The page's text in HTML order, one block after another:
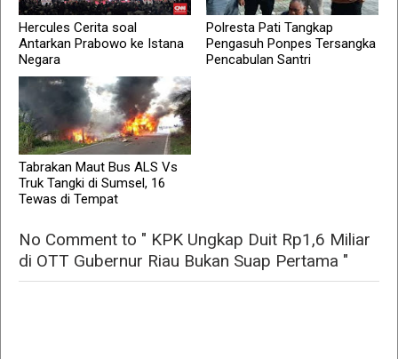
Hercules Cerita soal
Antarkan Prabowo ke Istana
Negara
Polresta Pati Tangkap
Pengasuh Ponpes Tersangka
Pencabulan Santri
Tabrakan Maut Bus ALS Vs
Truk Tangki di Sumsel, 16
Tewas di Tempat
No Comment to " KPK Ungkap Duit Rp1,6 Miliar
di OTT Gubernur Riau Bukan Suap Pertama "